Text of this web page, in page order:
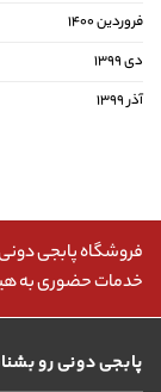
فروردین ۱۴۰۰
دی ۱۳۹۹
آذر ۱۳۹۹
فروشگاه پابجی
خدمات حضوری به
پابجی دونی رو